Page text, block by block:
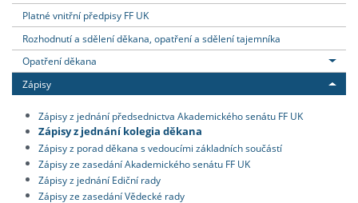
Platné vnitřní předpisy FF UK
Rozhodnutí a sdělení děkana, opatření a sdělení tajemníka
Opatření děkana
Zápisy
Zápisy z jednání předsednictva Akademického senátu FF UK
Zápisy z jednání kolegia děkana
Zápisy z porad děkana s vedoucími základních součástí
Zápisy ze zasedání Akademického senátu FF UK
Zápisy z jednání Ediční rady
Zápisy ze zasedání Vědecké rady